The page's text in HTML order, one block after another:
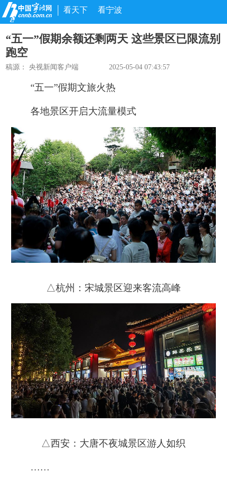
看天下 看宁波
“五一”假期余额还剩两天 这些景区已限流别
跑空
稿源：央视新闻客户端 2025-05-04 07:43:57
“五一”假期文旅火热
各地景区开启大流量模式
△杭州：宋城景区迎来客流高峰
△西安：大唐不夜城景区游人如织
……